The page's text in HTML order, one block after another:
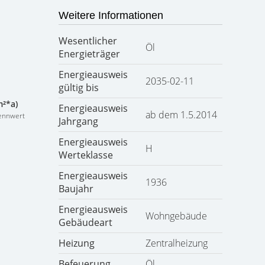
Weitere Informationen
Wesentlicher
Energieträger
Öl
Energieausweis
gültig bis
2035-02-11
Energieausweis
Jahrgang
ab dem 1.5.2014
Energieausweis
Werteklasse
H
Energieausweis
Baujahr
1936
Energieausweis
Gebäudeart
Wohngebäude
Heizung
Zentralheizung